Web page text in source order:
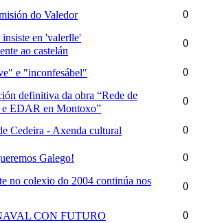
do Valedor 0
en 'valerlle'
ao castelán
0
e "inconfesábel" 0
definitiva da obra “Rede de
e EDAR en Montoxo”
0
Cedeira - Axenda cultural 0
Galego! 0
no colexio do 2004 continúa nos
0
CON FUTURO 0